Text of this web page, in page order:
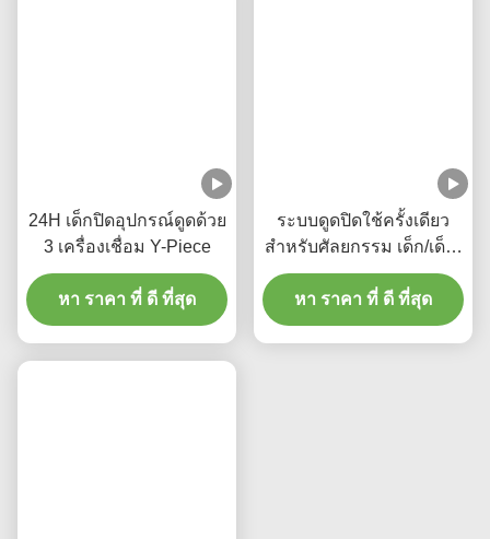
24H เด็กปิดอุปกรณ์ดูดด้วย
3 เครื่องเชื่อม Y-Piece
หา ราคา ที่ ดี ที่สุด
ระบบดูดปิดใช้ครั้งเดียว
สําหรับศัลยกรรม เด็ก/เด็ก-
เอลโค
หา ราคา ที่ ดี ที่สุด